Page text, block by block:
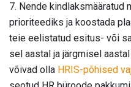
7. Nende kindlaksmääratud
prioriteediks ja koostada
teie eelistatud esitus- või
sel aastal ja järgmisel
võivad olla HRIS-põhised